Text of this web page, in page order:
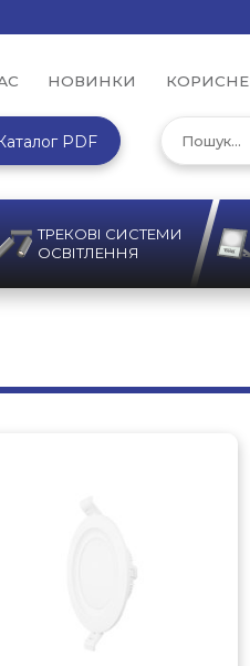
НОВИНКИ КОРИСНЕ
PDF
ТРЕКОВІ СИСТЕМИ
ОСВІТЛЕННЯ